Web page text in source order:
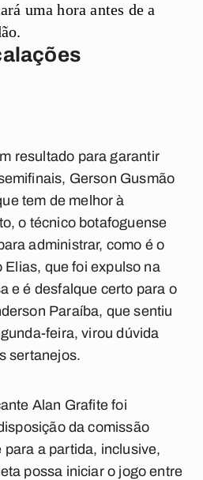
uma hora antes de a
resultado para garantir
Gerson Gusmão
tem de melhor à
o técnico botafoguense
administrar, como é o
que foi expulso na
e é desfalque certo para o
Paraíba, que sentiu
feira, virou dúvida
sertanejos.
Alan Grafite foi
da comissão
a partida, inclusive,
possa iniciar o jogo entre